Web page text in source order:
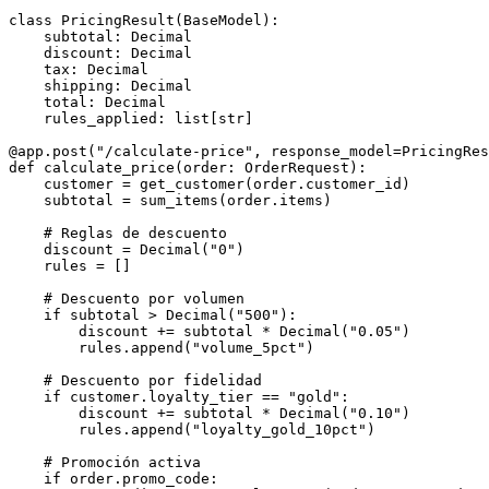
class PricingResult ( BaseModel ):
    subtotal
:
Decimal
    discount
:
Decimal
    tax
:
Decimal
    shipping
:
Decimal
    total
:
Decimal
    rules_applied
: list [ str]
@app . post ( "/calculate-price" , response_model =
def calculate_price (order :
OrderRequest):
    customer
= get_customer(order.customer_id)
    subtotal
= sum_items (order.items)
    # Reglas de descuento
    discount
= Decimal ( "0" )
    rules
= []
    # Descuento por volumen
    if
subtotal > Decimal ( "500" ):
        discount
+= subtotal * Decimal ( "0.05" )
        rules
. append ( "volume_5pct" )
    # Descuento por fidelidad
    if
customer . loyalty_tier == "gold" :
        discount
+= subtotal * Decimal ( "0.10" )
        rules
. append ( "loyalty_gold_10pct" )
    # Promoción activa
    if
order . promo_code :